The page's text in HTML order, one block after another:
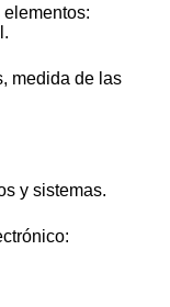
medida de las
y sistemas.